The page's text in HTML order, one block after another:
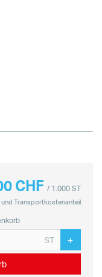
CHF / 1.000 ST
und Transportkostenanteil
ST